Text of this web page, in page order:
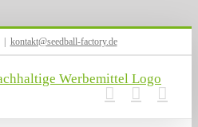
kontakt@seedball-factory.de